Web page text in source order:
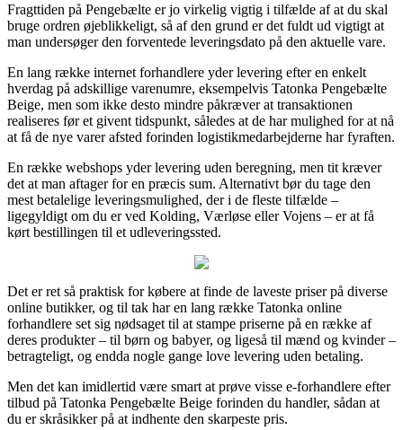
Fragttiden på Pengebælte er jo virkelig vigtig i tilfælde af at du skal
bruge ordren øjeblikkeligt, så af den grund er det fuldt ud vigtigt at
man undersøger den forventede leveringsdato på den aktuelle vare.
En lang række internet forhandlere yder levering efter en enkelt
hverdag på adskillige varenumre, eksempelvis Tatonka Pengebælte
Beige, men som ikke desto mindre påkræver at transaktionen
realiseres før et givent tidspunkt, således at de har mulighed for at nå
at få de nye varer afsted forinden logistikmedarbejderne har fyraften.
En række webshops yder levering uden beregning, men tit kræver
det at man aftager for en præcis sum. Alternativt bør du tage den
mest betalelige leveringsmulighed, der i de fleste tilfælde –
ligegyldigt om du er ved Kolding, Værløse eller Vojens – er at få
kørt bestillingen til et udleveringssted.
Det er ret så praktisk for købere at finde de laveste priser på diverse
online butikker, og til tak har en lang række Tatonka online
forhandlere set sig nødsaget til at stampe priserne på en række af
deres produkter – til børn og babyer, og ligeså til mænd og kvinder –
betragteligt, og endda nogle gange love levering uden betaling.
Men det kan imidlertid være smart at prøve visse e-forhandlere efter
tilbud på Tatonka Pengebælte Beige forinden du handler, sådan at
du er skråsikker på at indhente den skarpeste pris.